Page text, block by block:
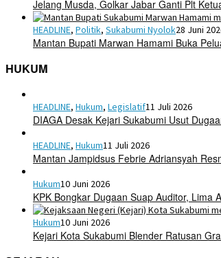
Jelang Musda, Golkar Jabar Ganti Plt
HEADLINE, Politik, Sukabumi Nyolok28 Juni
Mantan Bupati Marwan Hamami Buka
HUKUM
HEADLINE, Hukum, Legislatif11 Juli 2026
DIAGA Desak Kejari Sukabumi Usut
HEADLINE, Hukum11 Juli 2026
Mantan Jampidsus Febrie Adriansyah
Hukum10 Juni 2026
KPK Bongkar Dugaan Suap Auditor, Lima
Hukum10 Juni 2026
Kejari Kota Sukabumi Blender Ratusan